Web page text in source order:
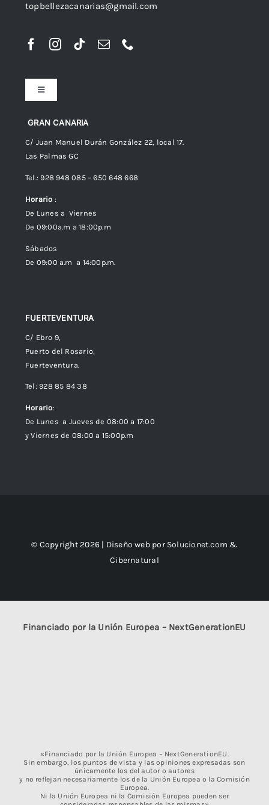
topbellezacanarias@gmail.com
GRAN CANARIA
C/ Juan Manuel Durán González 22, local 17.
Las Palmas GC
Tel.: 928 948 085 – 650 648 668
Horario :
De Lunes a Viernes
De 09:00a.m a 18:00p.m
Sábados
De 09:00 a.m a 14:00p.m.
FUERTEVENTURA
C/ Ebro 9,
Puerto del Rosario,
Fuerteventura.
Tel: 928 85 84 38
Horario:
De Lunes a Jueves de 08:00 a 17:00
y Viernes de 08:00 a 15:00p.m
Toggle
Navigation
Preguntas frecuentes
Envíos
Política de Privacidad
© Copyright 2026 | Diseño web por Solucionet.com &
Cibernatural
Financiado por la Unión Europea – NextGenerationEU
«Financiado por la Unión Europea – NextGenerationEU.
Sin embargo, los puntos de vista y las opiniones expresadas son
únicamente los del autor o autores
y no reflejan necesariamente los de la Unión Europea o la Comisión
Europea.
Ni la Unión Europea ni la Comisión Europea pueden ser